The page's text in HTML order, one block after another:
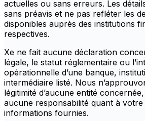
actuelles ou sans erreurs. Les
sans préavis et ne pas refléter les
disponibles auprès des institutions
respectives.
Xe ne fait aucune déclaration
légale, le statut réglementaire ou
opérationnelle d’une banque,
intermédiaire listé. Nous
légitimité d’aucune entité
aucune responsabilité quant à votre
informations fournies.